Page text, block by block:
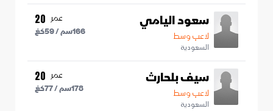
سعود اليامي
لاعب وسط
السعودية
عمر 20
166سم /59كغ
سيف بلحارث
لاعب وسط
السعودية
عمر 20
178سم /77كغ